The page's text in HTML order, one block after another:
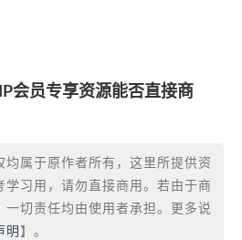
会员专享资源能否直接商
均属于原作者所有，这里所提供资
学习用，请勿直接商用。若由于商
一切责任均由使用者承担。更多说
明 】。